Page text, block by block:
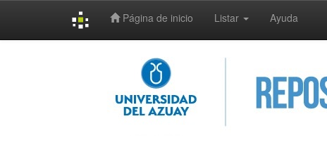
Página de inicio Listar Ayuda